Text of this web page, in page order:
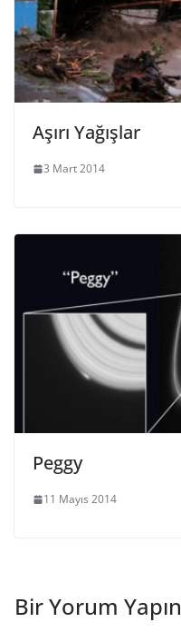
Aşırı Yağışlar
3 Mart 2014
Peggy
11 Mayıs 2014
Bir Yorum Yapın